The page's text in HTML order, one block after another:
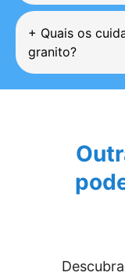
+ Quais os
granito?